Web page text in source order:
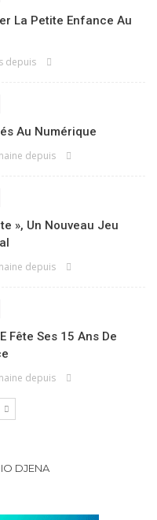
La Petite Enfance Au
depuis
Au Numérique
depuis
», Un Nouveau Jeu
depuis
Fête Ses 15 Ans De
depuis